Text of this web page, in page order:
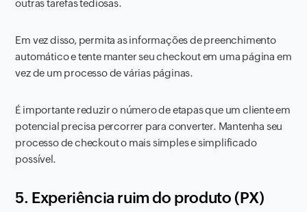
outras tarefas tediosas.
Em vez disso, permita as informações de preenchimento
automático e tente manter seu checkout em uma página em
vez de um processo de várias páginas.
É importante reduzir o número de etapas que um cliente em
potencial precisa percorrer para converter. Mantenha seu
processo de checkout o mais simples e simplificado
possível.
5. Experiência ruim do produto (PX)